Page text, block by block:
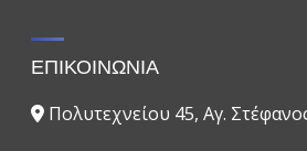
ΕΠΙΚΟΙΝΩΝΙΑ
Πολυτεχνείου 45, Αγ.